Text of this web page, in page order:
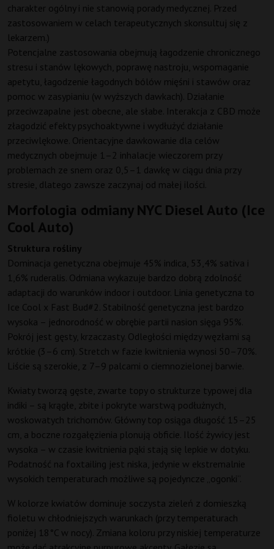
charakter ogólny i nie stanowią porady medycznej. Przed
zastosowaniem w celach terapeutycznych skonsultuj się z
lekarzem.)
Potencjalne zastosowania obejmują łagodzenie chronicznego
stresu i stanów lękowych, poprawę nastroju, wspomaganie
apetytu, łagodzenie łagodnych bólów mięśni i stawów oraz
pomoc w zasypianiu (w wyższych dawkach). Działanie
przeciwzapalne jest obecne, ale słabe. Interakcja z CBD może
złagodzić efekty psychoaktywne i wydłużyć działanie
przeciwlękowe. Orientacyjne dawkowanie dla celów
medycznych obejmuje 1–2 inhalacje wieczorem przy
problemach ze snem oraz 0,5–1 dawkę w ciągu dnia przy
stresie, dlatego zawsze zaczynaj od małej ilości.
Morfologia odmiany NYC Diesel Auto (Ice
Cool Auto)
Struktura rośliny
Dominacja genetyczna obejmuje 45% indica, 53,4% sativa i
1,6% ruderalis. Odmiana wykazuje bardzo dobrą zdolność
adaptacji do warunków indoor i outdoor. Linia genetyczna to
Ice Cool x Fast Bud#2. Stabilność genetyczna jest bardzo
wysoka – jednorodność w obrębie partii nasion sięga 95%.
Pokrój jest gęsty, krzaczasty. Odległości między węzłami są
krótkie (3–6 cm). Stretch w fazie kwitnienia wynosi 50–70%.
Liście są szerokie, z 7–9 palcami o ciemnozielonej barwie.
Kwiaty tworzą gęste, zwarte topy o strukturze typowej dla
indiki – są krągłe, zbite i pokryte warstwą podłużnych,
woskowatych trichomów. Główny top osiąga długość 15–25
cm, a boczne rozgałęzienia plonują obficie. Ilość żywicy jest
wysoka – w czasie kwitnienia pąki stają się lepkie w dotyku.
Podatność na foxtailing jest niska, jedynie w ekstremalnie
wysokich temperaturach możliwe są pojedyncze „ogonki”.
W kolorze kwiatów dominuje soczysta zieleń z domieszką
fioletu w chłodniejszych warunkach (przy temperaturach
poniżej 18°C w nocy). Zmiana koloru przy niskiej temperaturze